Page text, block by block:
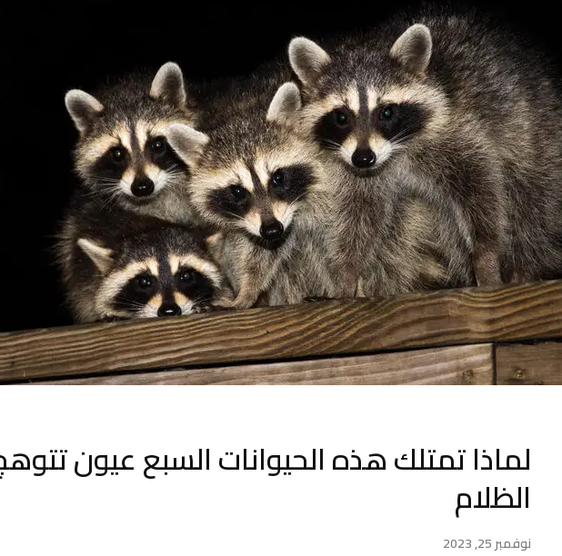
لماذا تمتلك هذه الحيوانات السبع عيون
الظلام
نوفمبر 25, 2023